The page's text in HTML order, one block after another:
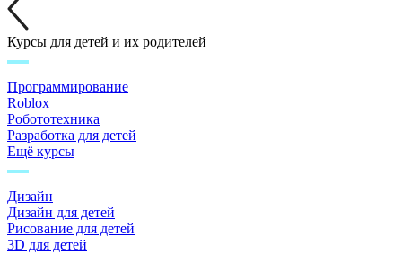
Курсы для детей и их родителей
Программирование
Roblox
Робототехника
Разработка для детей
Ещё курсы
Дизайн
Дизайн для детей
Рисование для детей
3D для детей